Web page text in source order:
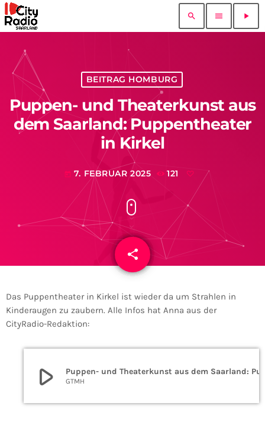
search menu play_arrow
BEITRAG HOMBURG
Puppen- und Theaterkunst aus
dem Saarland: Puppentheater
in Kirkel
today 7. FEBRUAR 2025 121
share
email
Das Puppentheater in Kirkel ist wieder da um Strahlen in
Kinderaugen zu zaubern. Alle Infos hat Anna aus der
CityRadio-Redaktion:
play_arrow GTMH